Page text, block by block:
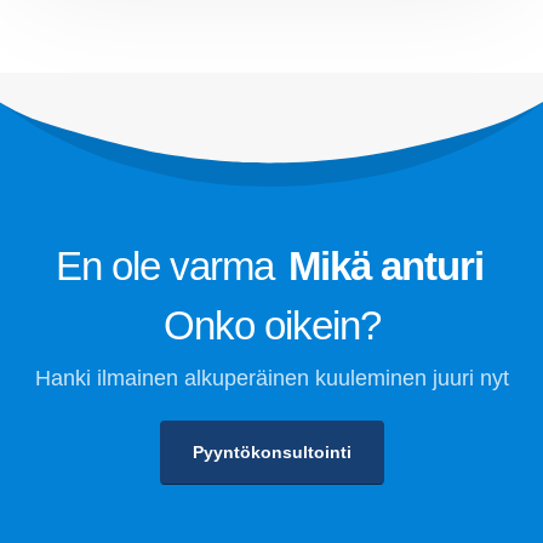
En ole varma Mikä anturi
Onko oikein?
Hanki ilmainen alkuperäinen kuuleminen juuri nyt
Pyyntökonsultointi
seuranta
Nähdä enemmän
Winsen. © 2026. Kaikki oikeudet pidätetään